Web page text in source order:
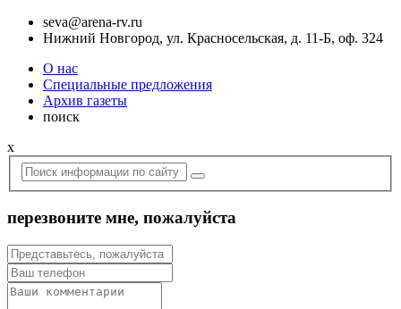
seva@arena-rv.ru
Нижний Новгород, ул. Красносельская, д. 11-Б, оф. 324
О нас
Специальные предложения
Архив газеты
поиск
x
перезвоните мне, пожалуйста